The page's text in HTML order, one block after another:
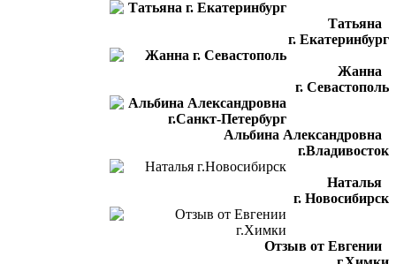
Татьяна
г. Екатеринбург
Жанна
г. Севастополь
Альбина Александровна
г.Владивосток
Наталья
г. Новосибирск
Отзыв от Евгении